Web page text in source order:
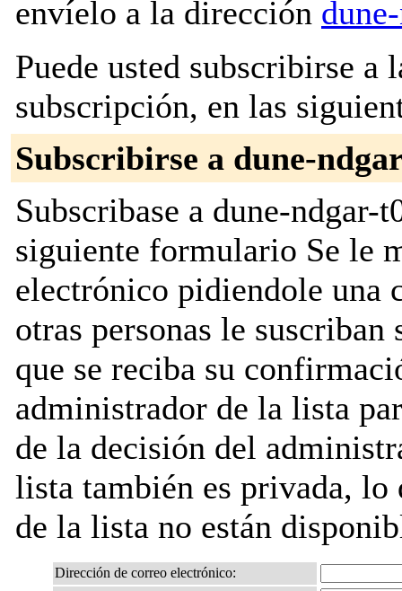
envíelo a la dirección
Puede usted subscribirse a
subscripción, en las
Subscribirse a dune-
Subscribase a dune-ndgar-
siguiente formulario Se le
electrónico pidiendole una
otras personas le
que se reciba su
administrador de la lista
de la decisión del
lista también es privada,
de la lista no están
Dirección de correo electrónico: